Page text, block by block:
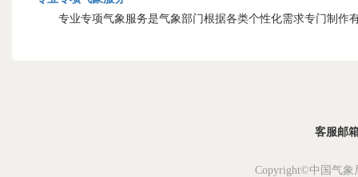
专业专项气象服务是气象部门根据各类个性化需求专门制作
客服邮
Copyright©中国气象